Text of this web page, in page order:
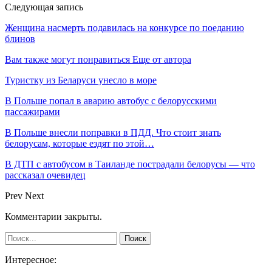
Следующая запись
Женщина насмерть подавилась на конкурсе по поеданию
блинов
Вам также могут понравиться Еще от автора
Туристку из Беларуси унесло в море
В Польше попал в аварию автобус с белорусскими
пассажирами
В Польше внесли поправки в ПДД. Что стоит знать
белорусам, которые ездят по этой…
В ДТП с автобусом в Таиланде пострадали белорусы — что
рассказал очевидец
Prev Next
Комментарии закрыты.
Интересное: